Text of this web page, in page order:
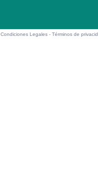
Condiciones Legales -Términos de